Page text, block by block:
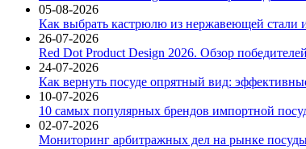
05-08-2026
Как выбрать кастрюлю из нержавеющей стали и
26-07-2026
Red Dot Product Design 2026. Обзор
24-07-2026
Как вернуть посуде опрятный вид:
10-07-2026
10 самых популярных брендов импортной
02-07-2026
Мониторинг арбитражных дел на рынке